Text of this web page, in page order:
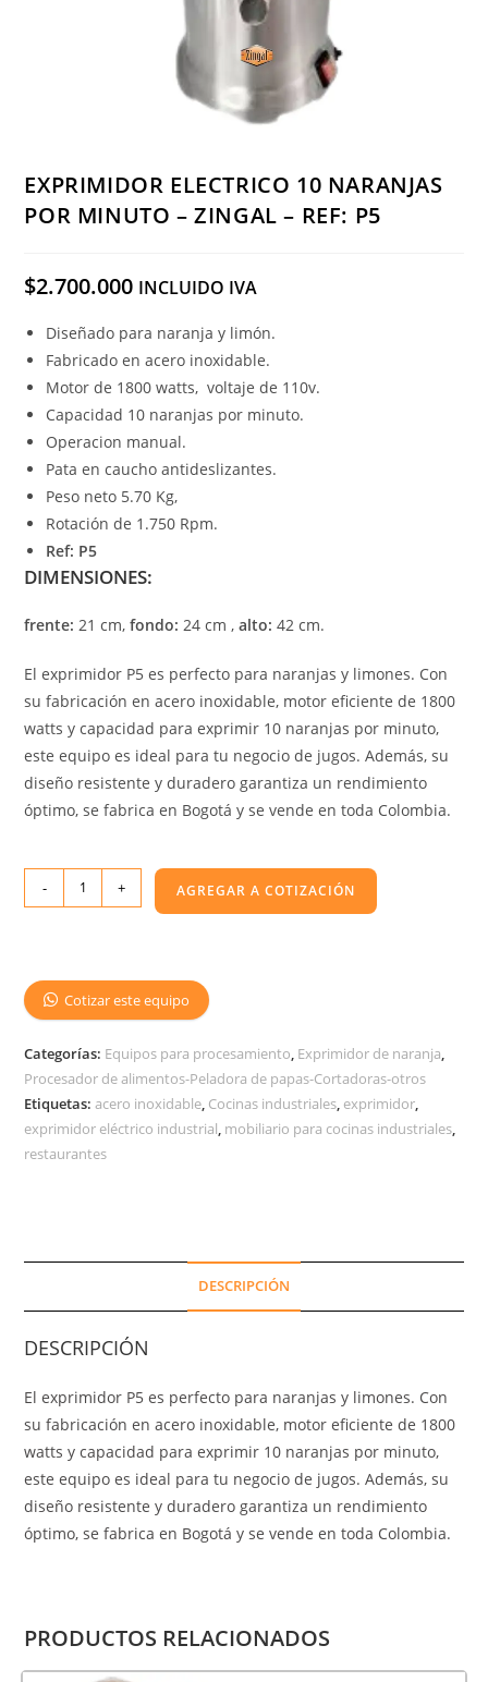
EXPRIMIDOR ELECTRICO 10 NARANJAS
POR MINUTO – ZINGAL – REF: P5
$2.700.000 INCLUIDO IVA
Diseñado para naranja y limón.
Fabricado en acero inoxidable.
Motor de 1800 watts, voltaje de 110v.
Capacidad 10 naranjas por minuto.
Operacion manual.
Pata en caucho antideslizantes.
Peso neto 5.70 Kg,
Rotación de 1.750 Rpm.
Ref: P5
DIMENSIONES:
frente: 21 cm,fondo: 24 cm ,alto: 42 cm.
El exprimidor P5 es perfecto para naranjas y limones. Con
su fabricación en acero inoxidable, motor eficiente de 1800
watts y capacidad para exprimir 10 naranjas por minuto,
este equipo es ideal para tu negocio de jugos. Además, su
diseño resistente y duradero garantiza un rendimiento
óptimo, se fabrica en Bogotá y se vende en toda Colombia.
- + AGREGAR A COTIZACIÓN
Cotizar este equipo
Categorías: Equipos para procesamiento Exprimidor de naranja
Procesador de alimentos-Peladora de papas-Cortadoras-otros
Etiquetas:acero inoxidable Cocinas industriales exprimidor
exprimidor eléctrico industrial mobiliario para cocinas industriales
restaurantes
DESCRIPCIÓN
DESCRIPCIÓN
El exprimidor P5 es perfecto para naranjas y limones. Con
su fabricación en acero inoxidable, motor eficiente de 1800
watts y capacidad para exprimir 10 naranjas por minuto,
este equipo es ideal para tu negocio de jugos. Además, su
diseño resistente y duradero garantiza un rendimiento
óptimo, se fabrica en Bogotá y se vende en toda Colombia.
PRODUCTOS RELACIONADOS